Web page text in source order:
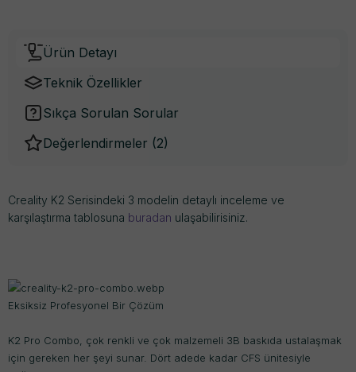
Ürün Detayı
Teknik Özellikler
Sıkça Sorulan Sorular
Değerlendirmeler (2)
Creality K2 Serisindeki 3 modelin detaylı inceleme ve
karşılaştırma tablosuna buradan ulaşabilirisiniz.
Eksiksiz Profesyonel Bir Çözüm
K2 Pro Combo, çok renkli ve çok malzemeli 3B baskıda ustalaşmak
için gereken her şeyi sunar. Dört adede kadar CFS ünitesiyle